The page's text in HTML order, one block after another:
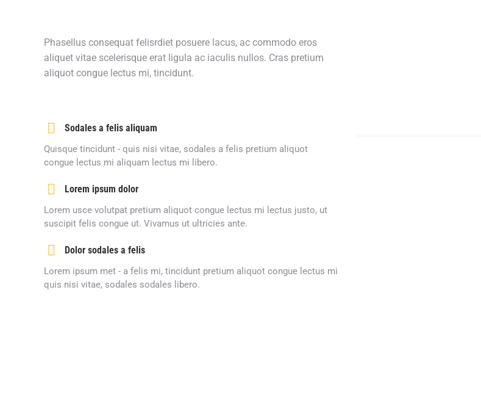
Phasellus consequat felisrdiet posuere lacus, ac commodo eros
aliquet vitae scelerisque erat ligula ac iaculis nullos. Cras pretium
aliquot congue lectus mi, tincidunt.
Sodales a felis aliquam
Quisque tincidunt - quis nisi vitae, sodales a felis pretium aliquot
congue lectus mi aliquam lectus mi libero.
Lorem ipsum dolor
Lorem usce volutpat pretium aliquot congue lectus mi lectus justo, ut
suscipit felis congue ut. Vivamus ut ultricies ante.
Dolor sodales a felis
Lorem ipsum met - a felis mi, tincidunt pretium aliquot congue lectus mi
quis nisi vitae, sodales sodales libero.